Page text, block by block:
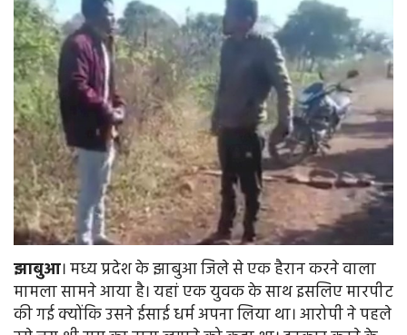
झाबुआ। मध्य प्रदेश के झाबुआ जिले से एक हैरान करने वाला
मामला सामने आया है। यहां एक युवक के साथ इसलिए मारपीट
की गई क्योंकि उसने ईसाई धर्म अपना लिया था। आरोपी ने पहले